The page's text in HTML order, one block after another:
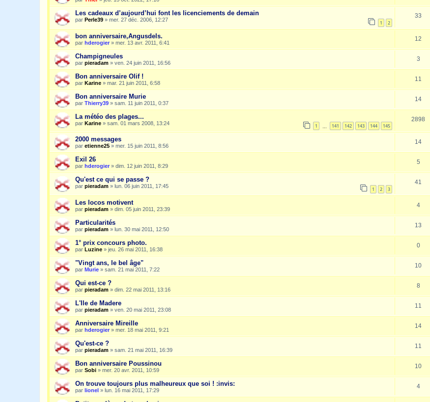
Les cadeaux d’aujourd’hui font les licenciements de demain
par Perle39 » mer. 27 déc. 2006, 12:27 1 2
33
bon anniversaire,Angusdels.
par hderogier » mer. 13 avr. 2011, 6:41
12
Champigneules
par pieradam » ven. 24 juin 2011, 16:56
3
Bon anniversaire Olif !
par Karine » mar. 21 juin 2011, 6:58
11
Bon anniversaire Murie
par Thierry39 » sam. 11 juin 2011, 0:37
14
La météo des plages...
par Karine » sam. 01 mars 2008, 13:24 1 141 142 143 144 145
2898
2000 messages
par etienne25 » mer. 15 juin 2011, 8:56
14
Exil 26
par hderogier » dim. 12 juin 2011, 8:29
5
Qu'est ce qui se passe ?
par pieradam » lun. 06 juin 2011, 17:45 1 2 3
41
Les locos motivent
par pieradam » dim. 05 juin 2011, 23:39
4
Particularités
par pieradam » lun. 30 mai 2011, 12:50
13
1° prix concours photo.
par Luzine » jeu. 26 mai 2011, 16:38
0
"Vingt ans, le bel âge"
par Murie » sam. 21 mai 2011, 7:22
10
Qui est-ce ?
par pieradam » dim. 22 mai 2011, 13:16
8
L'Ile de Madere
par pieradam » ven. 20 mai 2011, 23:08
11
Anniversaire Mireille
par hderogier » mer. 18 mai 2011, 9:21
14
Qu'est-ce ?
par pieradam » sam. 21 mai 2011, 16:39
11
Bon anniversaire Poussinou
par Sobi » mer. 20 avr. 2011, 10:59
10
On trouve toujours plus malheureux que soi ! :invis:
par lionel » lun. 16 mai 2011, 17:29
4